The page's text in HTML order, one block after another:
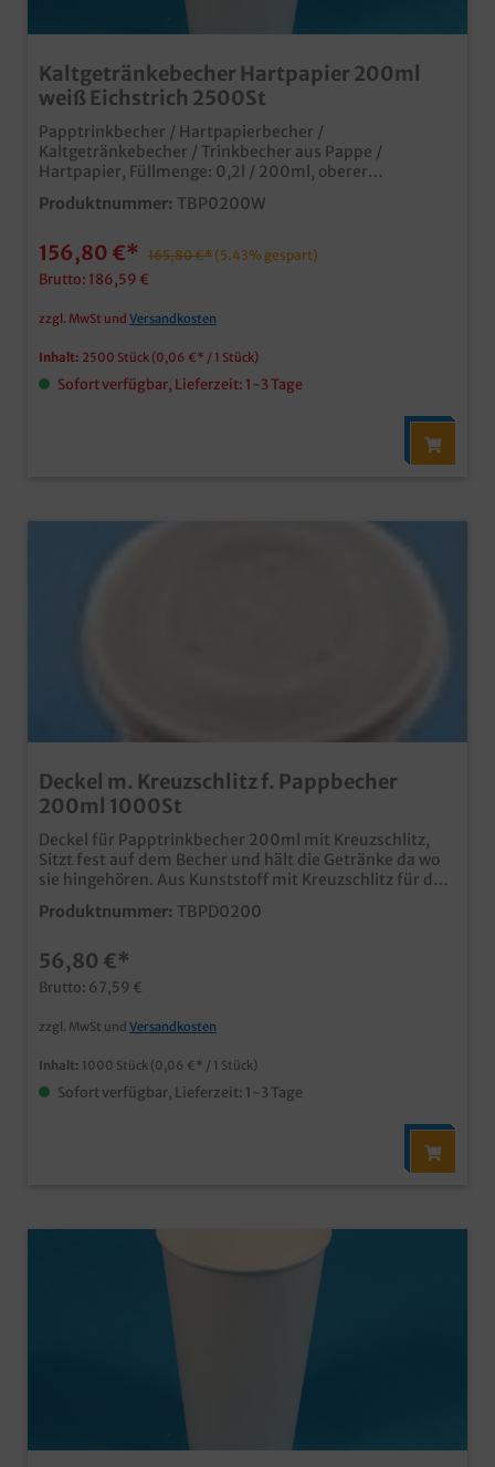
Kaltgetränkebecher Hartpapier 200ml
weiß Eichstrich 2500St
Papptrinkbecher / Hartpapierbecher /
Kaltgetränkebecher / Trinkbecher aus Pappe /
Hartpapier, Füllmenge: 0,2l / 200ml, oberer
Durchmesser 70mm, 2500 Stück im Karton Ideal für
Kaltgetränke oder Shakes Auch passende Deckel
Eichstrich/Füllstrich bedruckt natürlich mit mit
Eichstrich und SUP Logo Made in Germany ab 50.000
Stück auch individuell bedruckbar
Produktnummer: TBP0200W
156,80 €* 165,80 €* (5.43% gespart)
Brutto: 186,59 €
zzgl. MwSt und Versandkosten
Inhalt: 2500 Stück (0,06 €* / 1 Stück)
Sofort verfügbar, Lieferzeit: 1-3 Tage
Deckel m. Kreuzschlitz f. Pappbecher
200ml 1000St
Deckel für Papptrinkbecher 200ml mit Kreuzschlitz,
Sitzt fest auf dem Becher und hält die Getränke da wo
sie hingehören. Aus Kunststoff mit Kreuzschlitz für den
Trinkhalm Maße: Durchmesser 70mm 1000 Stück im
Karton
Produktnummer: TBPD0200
56,80 €*
Brutto: 67,59 €
zzgl. MwSt und Versandkosten
Inhalt: 1000 Stück (0,06 €* / 1 Stück)
Sofort verfügbar, Lieferzeit: 1-3 Tage